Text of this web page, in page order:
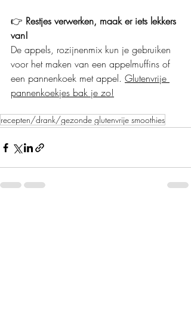
👉 Restjes verwerken, maak er iets lekkers
van!
De appels, rozijnenmix kun je gebruiken
voor het maken van een appelmuffins of
een pannenkoek met appel. Glutenvrije
pannenkoekjes bak je zo!
recepten/drank/gezonde glutenvrije smoothies